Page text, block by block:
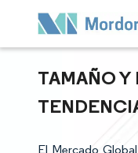
TAMAÑO Y
El Mercado